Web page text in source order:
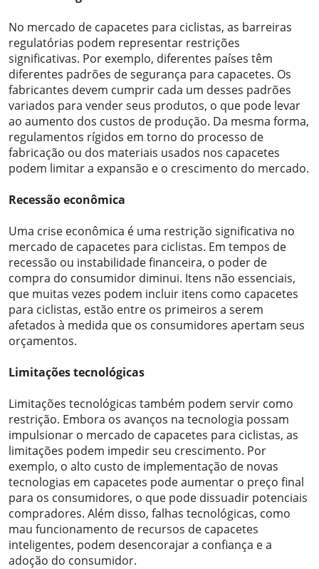
No mercado de capacetes para ciclistas, as barreiras
regulatórias podem representar restrições
significativas. Por exemplo, diferentes países têm
diferentes padrões de segurança para capacetes. Os
fabricantes devem cumprir cada um desses padrões
variados para vender seus produtos, o que pode levar
ao aumento dos custos de produção. Da mesma forma,
regulamentos rígidos em torno do processo de
fabricação ou dos materiais usados ​​nos capacetes
podem limitar a expansão e o crescimento do mercado.
Recessão econômica
Uma crise econômica é uma restrição significativa no
mercado de capacetes para ciclistas. Em tempos de
recessão ou instabilidade financeira, o poder de
compra do consumidor diminui. Itens não essenciais,
que muitas vezes podem incluir itens como capacetes
para ciclistas, estão entre os primeiros a serem
afetados à medida que os consumidores apertam seus
orçamentos.
Limitações tecnológicas
Limitações tecnológicas também podem servir como
restrição. Embora os avanços na tecnologia possam
impulsionar o mercado de capacetes para ciclistas, as
limitações podem impedir seu crescimento. Por
exemplo, o alto custo de implementação de novas
tecnologias em capacetes pode aumentar o preço final
para os consumidores, o que pode dissuadir potenciais
compradores. Além disso, falhas tecnológicas, como
mau funcionamento de recursos de capacetes
inteligentes, podem desencorajar a confiança e a
adoção do consumidor.